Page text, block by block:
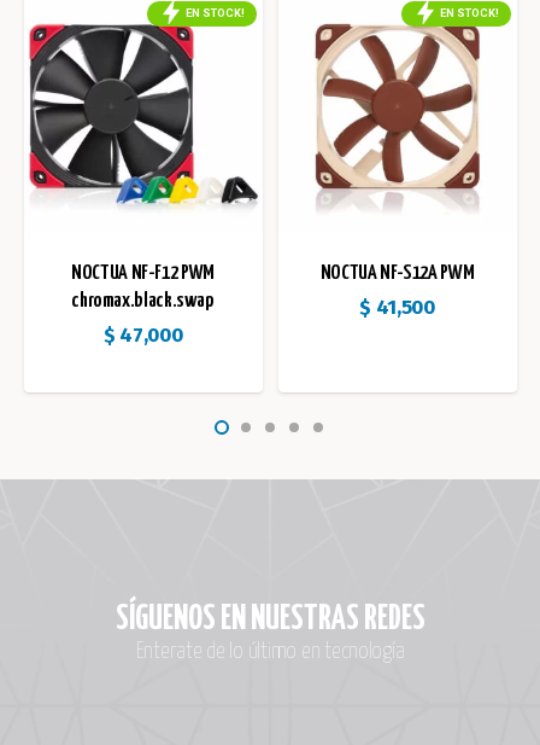
EN STOCK!
NOCTUA NF-F12 PWM
chromax.black.swap
$ 47,000
EN STOCK!
NOCTUA NF-S12A PWM
$ 41,500
SÍGUENOS EN NUESTRAS REDES
Enterate de lo último en tecnología